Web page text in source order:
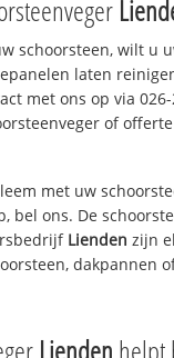
schoorsteen, wilt u
laten
met ons op via
of
met uw
bel ons. De
Lienden zijn
dakpannen
Lienden helpt